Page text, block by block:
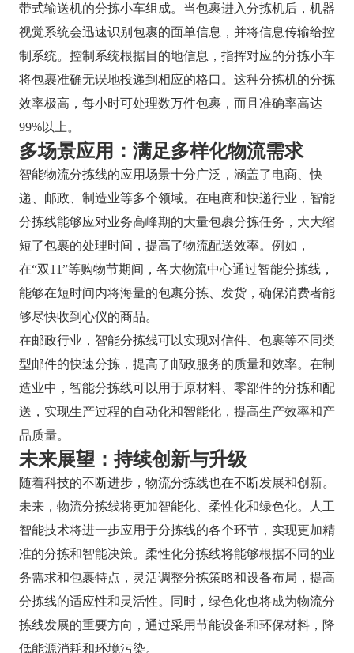
带式输送机的分拣小车组成。当包裹进入分拣机后，机器
视觉系统会迅速识别包裹的面单信息，并将信息传输给控
制系统。控制系统根据目的地信息，指挥对应的分拣小车
将包裹准确无误地投递到相应的格口。这种分拣机的分拣
效率极高，每小时可处理数万件包裹，而且准确率高达
99%以上。
多场景应用：满足多样化物流需求
智能物流分拣线的应用场景十分广泛，涵盖了电商、快
递、邮政、制造业等多个领域。在电商和快递行业，智能
分拣线能够应对业务高峰期的大量包裹分拣任务，大大缩
短了包裹的处理时间，提高了物流配送效率。例如，
在“双11”等购物节期间，各大物流中心通过智能分拣线，
能够在短时间内将海量的包裹分拣、发货，确保消费者能
够尽快收到心仪的商品。
在邮政行业，智能分拣线可以实现对信件、包裹等不同类
型邮件的快速分拣，提高了邮政服务的质量和效率。在制
造业中，智能分拣线可以用于原材料、零部件的分拣和配
送，实现生产过程的自动化和智能化，提高生产效率和产
品质量。
未来展望：持续创新与升级
随着科技的不断进步，物流分拣线也在不断发展和创新。
未来，物流分拣线将更加智能化、柔性化和绿色化。人工
智能技术将进一步应用于分拣线的各个环节，实现更加精
准的分拣和智能决策。柔性化分拣线将能够根据不同的业
务需求和包裹特点，灵活调整分拣策略和设备布局，提高
分拣线的适应性和灵活性。同时，绿色化也将成为物流分
拣线发展的重要方向，通过采用节能设备和环保材料，降
低能源消耗和环境污染。